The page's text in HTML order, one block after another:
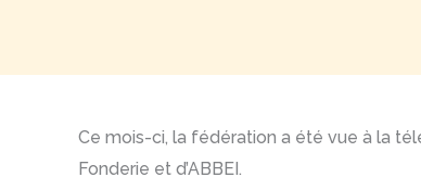
Ce mois-ci, la fédération a été vue à la
Fonderie et d’ABBEI.